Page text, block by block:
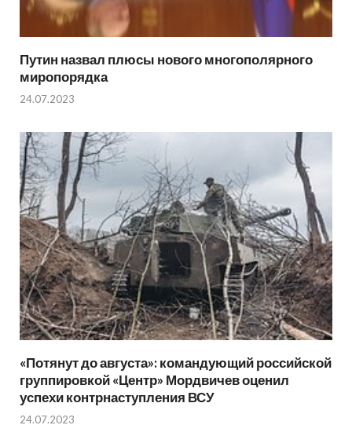
Путин назвал плюсы нового многополярного
миропорядка
24.07.2023
«Потянут до августа»: командующий российской
группировкой «Центр» Мордвичев оценил
успехи контрнаступления ВСУ
24.07.2023